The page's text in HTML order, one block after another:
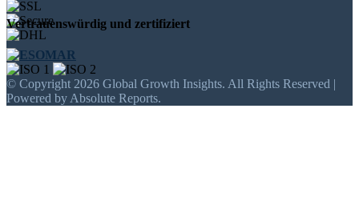
Vertrauenswürdig und zertifiziert
© Copyright 2026 Global Growth Insights. All Rights Reserved |
Powered by Absolute Reports.